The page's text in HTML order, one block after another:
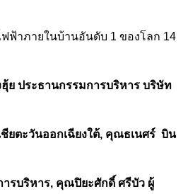
ฟฟ้าภายในบ้านอันดับ 1 ของโลก 14
ฮุ้ย ประธานกรรมการบริหาร บริษัท
ยตะวันออกเฉียงใต้, คุณธเนศร์ บิน
รบริหาร, คุณปิยะศักดิ์ ศรีบัว ผู้